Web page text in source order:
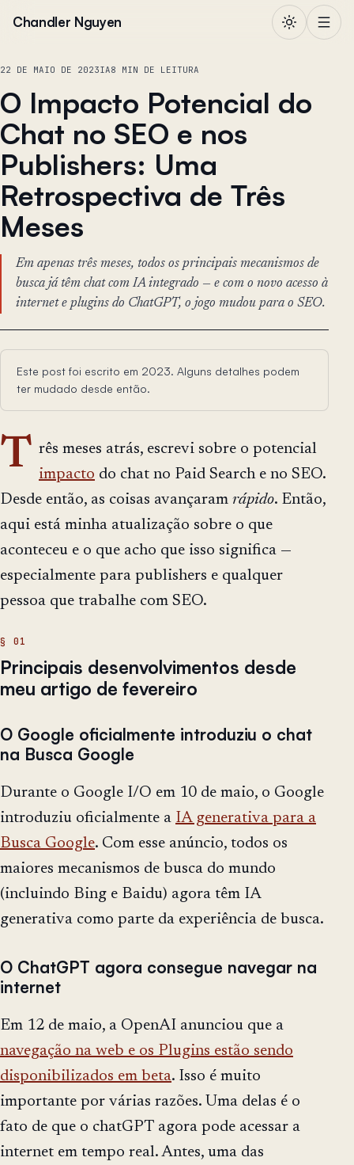
Chandler Nguyen
22 DE MAIO DE 2023IA8 MIN DE LEITURA
O Impacto Potencial do
Chat no SEO e nos
Publishers: Uma
Retrospectiva de Três
Meses
Em apenas três meses, todos os principais mecanismos de
busca já têm chat com IA integrado — e com o novo acesso à
internet e plugins do ChatGPT, o jogo mudou para o SEO.
Este post foi escrito em 2023. Alguns detalhes podem
ter mudado desde então.
T rês meses atrás, escrevi sobre o potencial
impacto do chat no Paid Search e no SEO.
Desde então, as coisas avançaram rápido. Então,
aqui está minha atualização sobre o que
aconteceu e o que acho que isso significa —
especialmente para publishers e qualquer
pessoa que trabalhe com SEO.
Principais desenvolvimentos desde
meu artigo de fevereiro
O Google oficialmente introduziu o chat
na Busca Google
Durante o Google I/O em 10 de maio, o Google
introduziu oficialmente a IA generativa para a
Busca Google. Com esse anúncio, todos os
maiores mecanismos de busca do mundo
(incluindo Bing e Baidu) agora têm IA
generativa como parte da experiência de busca.
O ChatGPT agora consegue navegar na
internet
Em 12 de maio, a OpenAI anunciou que a
navegação na web e os Plugins estão sendo
disponibilizados em beta. Isso é muito
importante por várias razões. Uma delas é o
fato de que o chatGPT agora pode acessar a
internet em tempo real. Antes, uma das